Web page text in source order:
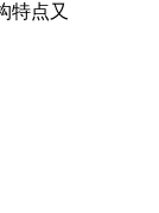
特点又